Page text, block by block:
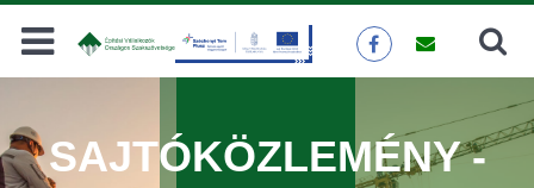
Keresés
SAJTÓKÖZLEMÉNY -